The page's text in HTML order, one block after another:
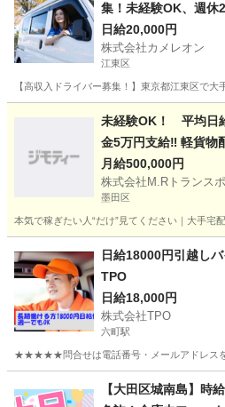
集！未経験OK、週休
援あり！
日給20,000円
株式会社カメレオン
江東区
【高収入ドライバー募集！】東京都江東区で
ドライバー 積み込み
未経験OK！ 平均日給23.000〜
金5万円支給‼️ 軽貨物
月給500,000円
株式会社M.Rトランス
墨田区
本気で稼ぎたい人“だけ”見てください｜大手
配送 一日
日給18000円引越し
TPO
日給18,000円
株式会社TPO
六町駅
★★★★★問合せは電話番号・メールアドレス
六町駅 引越し 給
【大田区城南島】時